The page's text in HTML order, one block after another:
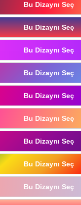
Bu Dizaynı Seç
Bu Dizaynı Seç
Bu Dizaynı Seç
Bu Dizaynı Seç
Bu Dizaynı Seç
Bu Dizaynı Seç
Bu Dizaynı Seç
Bu Dizaynı Seç
Bu Dizaynı Seç